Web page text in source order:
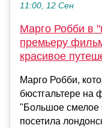
11:00, 12 Сен
Марго Робби в
премьеру
красивое
Марго Робби,
бюстгальтере на
"Большое смелое
посетила